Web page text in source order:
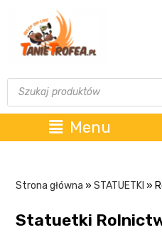
Menu
Strona główna »STATUETKI »
Statuetki